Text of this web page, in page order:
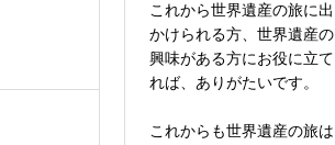
これから世界遺産の旅に出
かけられる方、世界遺産の
興味がある方にお役に立て
れば、ありがたいです。
これからも世界遺産の旅は